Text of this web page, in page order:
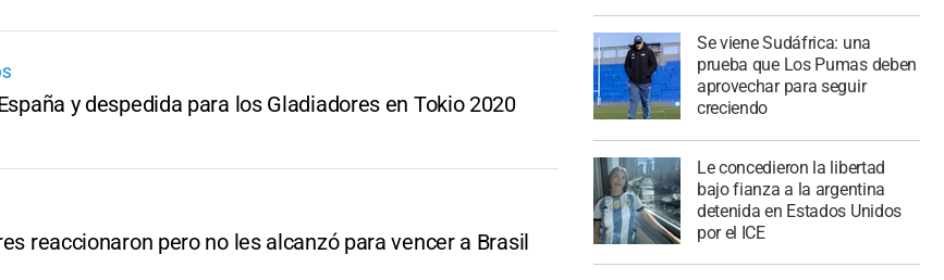
y despedida para los Gladiadores en Tokio 2020
reaccionaron pero no les alcanzó para vencer a Brasil
Se viene Sudáfrica: una
prueba que Los Pumas deben
aprovechar para seguir
creciendo
Le concedieron la libertad
bajo fianza a la argentina
detenida en Estados Unidos
por el ICE